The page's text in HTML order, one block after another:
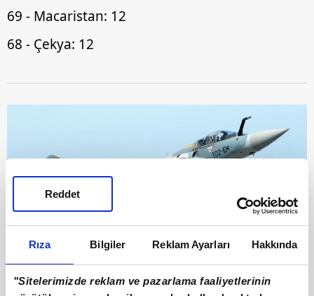
Rıza Bilgiler Reklam Ayarları Hakkında
"Sitelerimizde reklam ve pazarlama faaliyetlerinin
Reddet
69 - Macaristan: 12
68 - Çekya: 12
10
67: Hırvatistan: 12